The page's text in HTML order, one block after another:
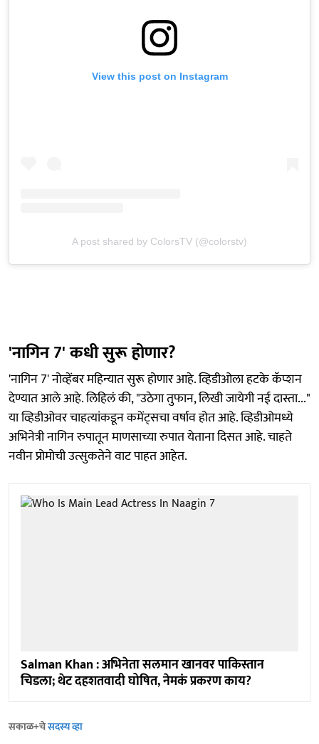
View this post on Instagram
A post shared by ColorsTV (@colorstv)
'नागिन 7' कधी सुरू होणार?
'नागिन 7' नोव्हेंबर महिन्यात सुरू होणार आहे. व्हिडीओला हटके कॅप्शन
देण्यात आले आहे. लिहिलं की, "उठेगा तुफान, लिखी जायेगी नई दास्ता..."
या व्हिडीओवर चाहत्यांकडून कमेंट्सचा वर्षाव होत आहे. व्हिडीओमध्ये
अभिनेत्री नागिन रुपातून माणसाच्या रुपात येताना दिसत आहे. चाहते
नवीन प्रोमोची उत्सुकतेने वाट पाहत आहेत.
Salman Khan : अभिनेता सलमान खानवर पाकिस्तान
चिडला; थेट दहशतवादी घोषित, नेमकं प्रकरण काय?
सकाळ+चेसदस्य व्हा